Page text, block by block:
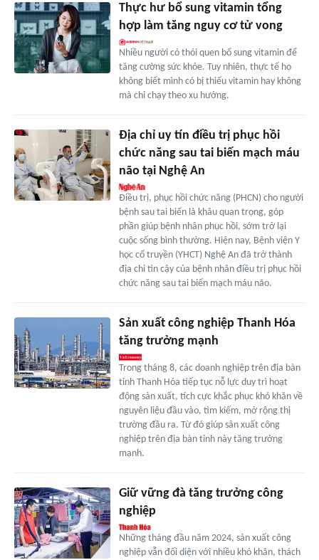
Thực hư bổ sung vitamin tổng
hợp làm tăng nguy cơ tử vong
Nhiều người có thói quen bổ sung vitamin để
tăng cường sức khỏe. Tuy nhiên, thực tế họ
không biết mình có bị thiếu vitamin hay không
mà chỉ chạy theo xu hướng.
Địa chỉ uy tín điều trị phục hồi
chức năng sau tai biến mạch máu
não tại Nghệ An
Điều trị, phục hồi chức năng (PHCN) cho người
bệnh sau tai biến là khâu quan trọng, góp
phần giúp bệnh nhân phục hồi, sớm trở lại
cuộc sống bình thường. Hiện nay, Bệnh viện Y
học cổ truyền (YHCT) Nghệ An đã trở thành
địa chỉ tin cậy của bệnh nhân điều trị phục hồi
chức năng sau tai biến mạch máu não.
Sản xuất công nghiệp Thanh Hóa
tăng trưởng mạnh
Trong tháng 8, các doanh nghiệp trên địa bàn
tỉnh Thanh Hóa tiếp tục nỗ lực duy trì hoạt
động sản xuất, tích cực khắc phục khó khăn về
nguyên liệu đầu vào, tìm kiếm, mở rộng thị
trường đầu ra. Từ đó giúp sản xuất công
nghiệp trên địa bàn tỉnh này tăng trưởng
mạnh.
Giữ vững đà tăng trưởng công
nghiệp
Những tháng đầu năm 2024, sản xuất công
nghiệp vẫn đối diện với nhiều khó khăn, thách